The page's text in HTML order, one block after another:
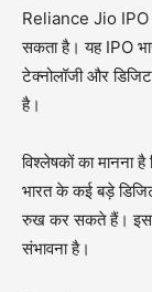
Reliance Jio IPO
सकता है। यह IPO
टेक्नोलॉजी और
है।
विश्लेषकों का मानना
भारत के कई बड़े
रुख कर सकते हैं। इससे
संभावना है।